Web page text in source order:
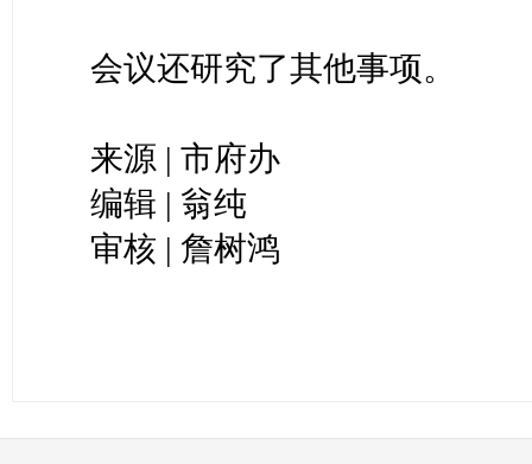
会议还研究了其他事项。
来源 | 市府办
编辑 | 翁纯
审核 | 詹树鸿